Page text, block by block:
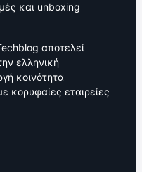
και unboxing
αποτελεί
ελληνική
κοινότητα
κορυφαίες εταιρείες